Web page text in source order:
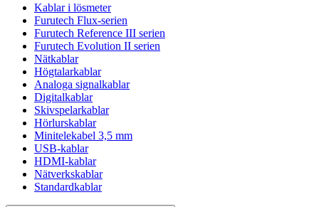
Kablar i lösmeter
Furutech Flux-serien
Furutech Reference III serien
Furutech Evolution II serien
Nätkablar
Högtalarkablar
Analoga signalkablar
Digitalkablar
Skivspelarkablar
Hörlurskablar
Minitelekabel 3,5 mm
USB-kablar
HDMI-kablar
Nätverkskablar
Standardkablar